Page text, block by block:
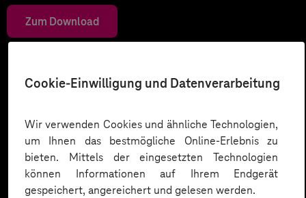
Cookie-Einwilligung und Datenverarbeitung
Wir verwenden Cookies und ähnliche Technologien,
um Ihnen das bestmögliche Online-Erlebnis zu
bieten. Mittels der eingesetzten Technologien
können Informationen auf Ihrem Endgerät
gespeichert, angereichert und gelesen werden.
Zum Download